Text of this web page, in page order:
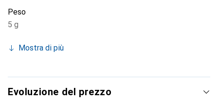
Peso
5 g
Mostra di più
Evoluzione del prezzo